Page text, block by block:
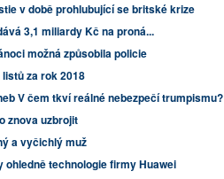
v době prohlubující se britské krize
3,1 miliardy Kč na proná...
možná způsobila policie
za rok 2018
V čem tkví reálné nebezpečí trumpismu?
znova uzbrojit
a vyčichlý muž
technologie firmy Huawei